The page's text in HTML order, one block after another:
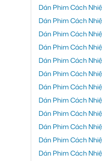
Dán Phim Cách
Dán Phim Cách
Dán Phim Cách
Dán Phim Cách
Dán Phim Cách
Dán Phim Cách
Dán Phim Cách
Dán Phim Cách
Dán Phim Cách
Dán Phim Cách
Dán Phim Cách
Dán Phim Cách